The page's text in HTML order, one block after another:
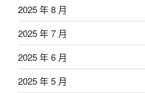
2025 年 8 月
2025 年 7 月
2025 年 6 月
2025 年 5 月